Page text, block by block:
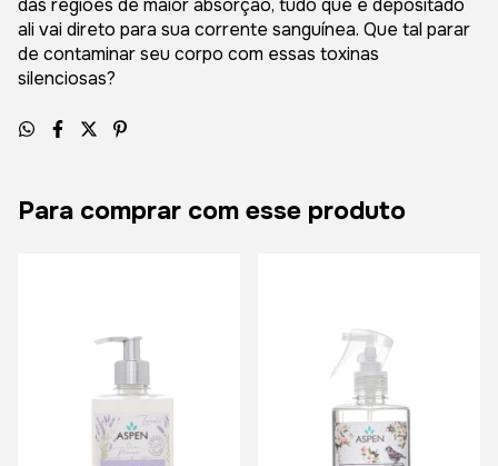
ali vai direto para sua corrente sanguínea. Que tal parar
de contaminar seu corpo com essas toxinas
silenciosas?
Para comprar com esse produto